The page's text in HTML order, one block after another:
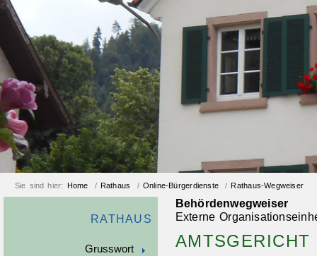
Sie sind hier: Home / Rathaus / Online-Bürgerdienste / Rathaus-Wegweiser
RATHAUS
Grusswort
Behördenwegweiser
Externe